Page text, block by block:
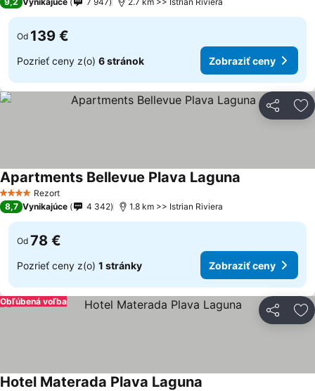
Od 139 €
Pozrieť ceny z(o) 6 stránok Zobraziť ceny
Zdieľať
4 Počet hviezdičiek
Rezort
Apartments Bellevue Plava Laguna
8,7 Vynikajúce 4 342 1.8 km >> Istrian Riviera
Od 78 €
Pozrieť ceny z(o) 1 stránky Zobraziť ceny
Zdieľať
Obľúbená voľba
Hotel Materada Plava Laguna